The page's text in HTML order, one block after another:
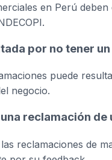
en Perú
por no tener
puede
negocio.
reclamación de
reclamaciones de